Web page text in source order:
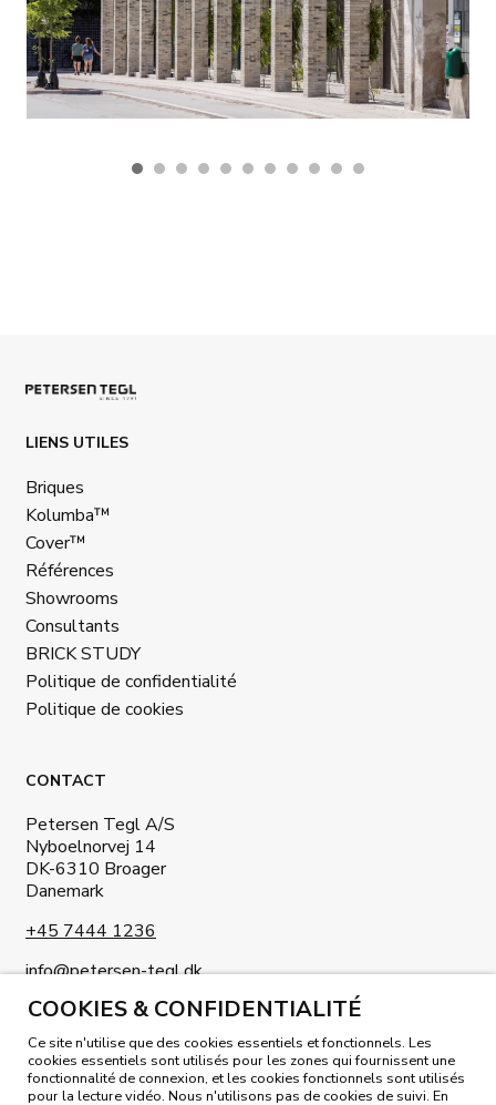
COOKIES & CONFIDENTIALITÉ
Ce site n'utilise que des cookies essentiels et fonctionnels. Les
cookies essentiels sont utilisés pour les zones qui fournissent une
fonctionnalité de connexion, et les cookies fonctionnels sont utilisés
pour la lecture vidéo. Nous n'utilisons pas de cookies de suivi. En
LIENS UTILES
Briques
Kolumba™
Cover™
Références
Showrooms
Consultants
BRICK STUDY
Politique de confidentialité
Politique de cookies
CONTACT
Petersen Tegl A/S
Nyboelnorvej 14
DK-6310 Broager
Danemark
+45 7444 1236
info@petersen-tegl.dk